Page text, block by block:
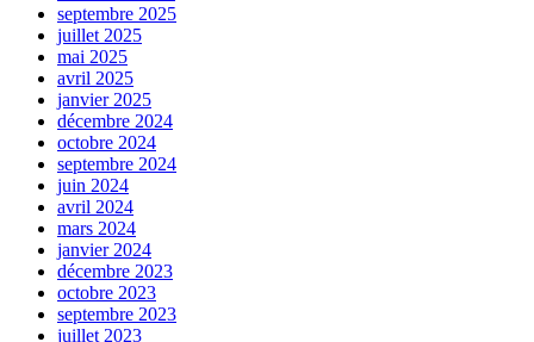
septembre 2025
juillet 2025
mai 2025
avril 2025
janvier 2025
décembre 2024
octobre 2024
septembre 2024
juin 2024
avril 2024
mars 2024
janvier 2024
décembre 2023
octobre 2023
septembre 2023
juillet 2023